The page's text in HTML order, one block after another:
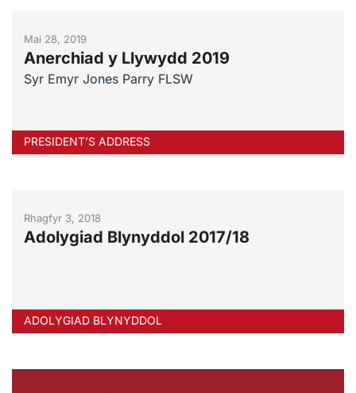
Mai 28, 2019
Anerchiad y Llywydd 2019
Syr Emyr Jones Parry FLSW
PRESIDENT’S ADDRESS
Rhagfyr 3, 2018
Adolygiad Blynyddol 2017/18
ADOLYGIAD BLYNYDDOL